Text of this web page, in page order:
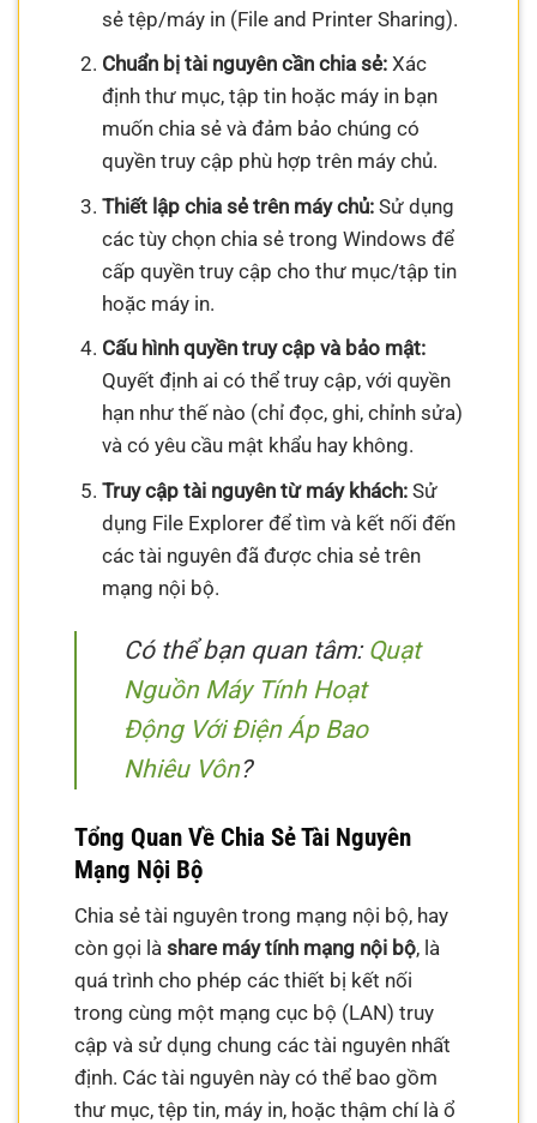
sẻ tệp/máy in (File and Printer Sharing).
Chuẩn bị tài nguyên cần chia sẻ:Xác
định thư mục, tập tin hoặc máy in bạn
muốn chia sẻ và đảm bảo chúng có
quyền truy cập phù hợp trên máy chủ.
Thiết lập chia sẻ trên máy chủ:Sử dụng
các tùy chọn chia sẻ trong Windows để
cấp quyền truy cập cho thư mục/tập tin
hoặc máy in.
Cấu hình quyền truy cập và bảo mật:
Quyết định ai có thể truy cập, với quyền
hạn như thế nào (chỉ đọc, ghi, chỉnh sửa)
và có yêu cầu mật khẩu hay không.
Truy cập tài nguyên từ máy khách:Sử
dụng File Explorer để tìm và kết nối đến
các tài nguyên đã được chia sẻ trên
mạng nội bộ.
Có thể bạn quan tâm: Quạt
Nguồn Máy Tính Hoạt
Động Với Điện Áp Bao
Nhiêu Vôn?
Tổng Quan Về Chia Sẻ Tài Nguyên
Mạng Nội Bộ
Chia sẻ tài nguyên trong mạng nội bộ, hay
còn gọi làshare máy tính mạng nội bộ, là
quá trình cho phép các thiết bị kết nối
trong cùng một mạng cục bộ (LAN) truy
cập và sử dụng chung các tài nguyên nhất
định. Các tài nguyên này có thể bao gồm
thư mục, tệp tin, máy in, hoặc thậm chí là ổ